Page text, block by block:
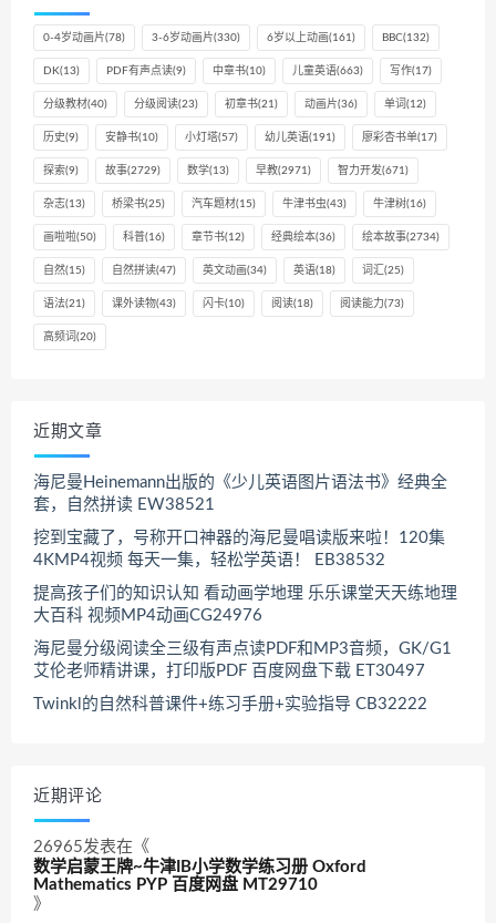
0-4岁动画片(78) 3-6岁动画片(330) 6岁以上动画(161) BBC(132)
DK(13) PDF有声点读(9) 中章书(10) 儿童英语(663) 写作(17)
分级教材(40) 分级阅读(23) 初章书(21) 动画片(36) 单词 (12)
历史(9) 安静书(10) 小灯塔(57) 幼儿英语(191) 廖彩杏书单(17)
探索(9) 故事(2729) 数学(13) 早教(2971) 智力开发(671)
杂志(13) 桥梁书(25) 汽车题材(15) 牛津书虫(43) 牛津树(16)
画啦啦(50) 科普(16) 章节书(12) 经典绘本(36) 绘本故事(2734)
自然(15) 自然拼读(47) 英文动画(34) 英语(18) 词汇 (25)
语法(21) 课外读物(43) 闪卡(10) 阅读(18) 阅读能力(73)
高频词 (20)
近期文章
海尼曼Heinemann出版的《少儿英语图片语法书》经典全
套，自然拼读 EW38521
挖到宝藏了，号称开口神器的海尼曼唱读版来啦！120集
4KMP4视频 每天一集，轻松学英语！ EB38532
提高孩子们的知识认知 看动画学地理 乐乐课堂天天练地理
大百科 视频MP4动画CG24976
海尼曼分级阅读全三级有声点读PDF和MP3音频，GK/G1
艾伦老师精讲课，打印版PDF 百度网盘下载 ET30497
Twinkl的自然科普课件+练习手册+实验指导 CB32222
近期评论
26965发表在《
数学启蒙王牌~牛津IB小学数学练习册 Oxford
Mathematics PYP 百度网盘 MT29710
》